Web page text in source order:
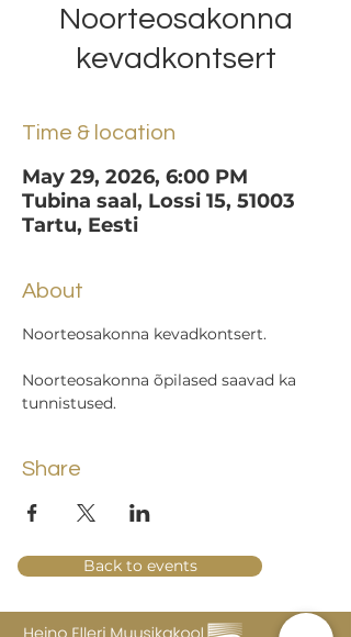
Noorteosakonna
kevadkontsert
Time & location
May 29, 2026, 6:00 PM
Tubina saal, Lossi 15, 51003
Tartu, Eesti
About
Noorteosakonna kevadkontsert.
Noorteosakonna õpilased saavad ka
tunnistused.
Share
Back to events